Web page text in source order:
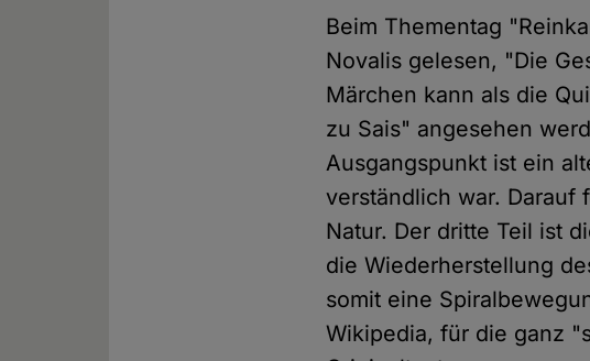
Beim Thementag
Novalis gelesen, "Die
Märchen kann als die
zu Sais" angesehen
Ausgangspunkt ist ein
verständlich war. Darauf
Natur. Der dritte Teil ist
die Wiederherstellung
somit eine
Wikipedia, für die ganz